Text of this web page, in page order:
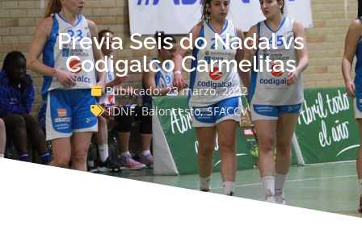
Previa Seis do Nadal vs
Codigalco Carmelitas
Publicado: 23 marzo, 2022
1DNF,Baloncesto,SFACCV